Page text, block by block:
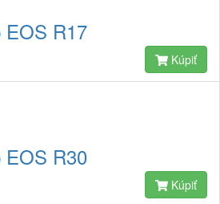
EOS R17
Kúpiť
EOS R30
Kúpiť